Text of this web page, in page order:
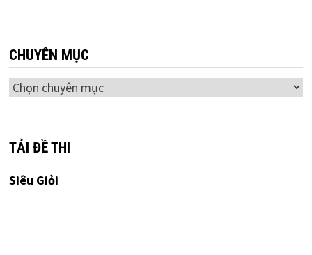
CHUYÊN MỤC
Chuyên
TẢI ĐỀ THI
Siêu Giỏi